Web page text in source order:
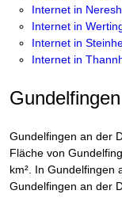
Internet in
Internet in
Internet in
Internet in
Gundelfingen an der
Fläche von
km². In Gundelfingen
Gundelfingen an der